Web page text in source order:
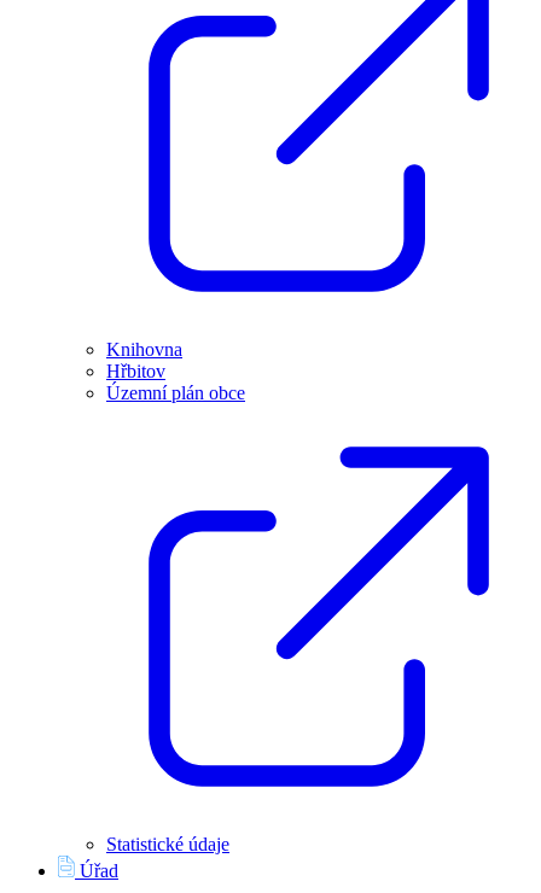
Knihovna
Hřbitov
Územní plán obce
Statistické údaje
Úřad